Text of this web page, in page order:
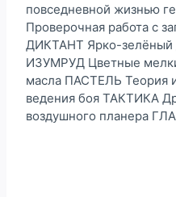
повседневной жизнью
Проверочная работа с
ДИКТАНТ Ярко-зелёный
ИЗУМРУД Цветные
масла ПАСТЕЛЬ Теория
ведения боя ТАКТИКА
воздушного планера